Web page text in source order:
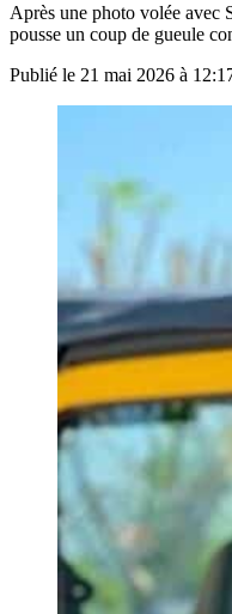
Après une photo volée avec
pousse un coup de gueule
Publié le 21 mai 2026 à